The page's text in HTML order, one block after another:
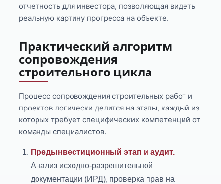
отчетность для инвестора, позволяющая видеть
реальную картину прогресса на объекте.
Практический алгоритм
сопровождения
строительного цикла
Процесс сопровождения строительных работ и
проектов логически делится на этапы, каждый из
которых требует специфических компетенций от
команды специалистов.
Предынвестиционный этап и аудит.
Анализ исходно-разрешительной
документации (ИРД), проверка прав на